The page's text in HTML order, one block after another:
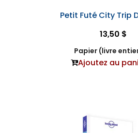
Petit Futé City Trip
13,50 $
Papier (livre
Ajoutez au